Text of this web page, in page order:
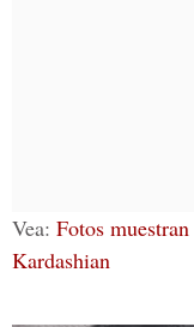
Vea: Fotos
Kardashian